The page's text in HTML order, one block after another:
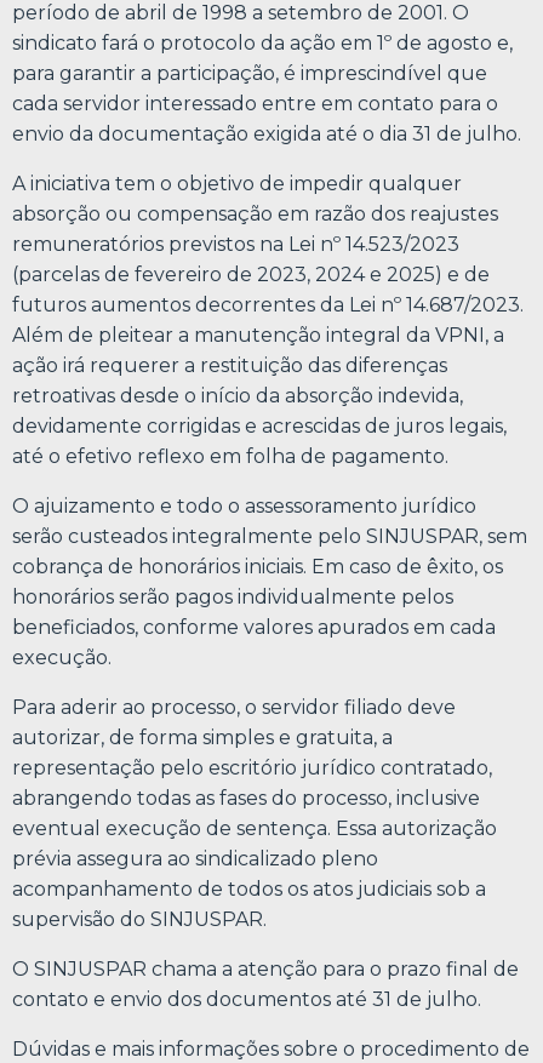
período de abril de 1998 a setembro de 2001. O
sindicato fará o protocolo da ação em 1º de agosto e,
para garantir a participação, é imprescindível que
cada servidor interessado entre em contato para o
envio da documentação exigida até o dia 31 de julho.
A iniciativa tem o objetivo de impedir qualquer
absorção ou compensação em razão dos reajustes
remuneratórios previstos na Lei nº 14.523/2023
(parcelas de fevereiro de 2023, 2024 e 2025) e de
futuros aumentos decorrentes da Lei nº 14.687/2023.
Além de pleitear a manutenção integral da VPNI, a
ação irá requerer a restituição das diferenças
retroativas desde o início da absorção indevida,
devidamente corrigidas e acrescidas de juros legais,
até o efetivo reflexo em folha de pagamento.
O ajuizamento e todo o assessoramento jurídico
serão custeados integralmente pelo SINJUSPAR, sem
cobrança de honorários iniciais. Em caso de êxito, os
honorários serão pagos individualmente pelos
beneficiados, conforme valores apurados em cada
execução.
Para aderir ao processo, o servidor filiado deve
autorizar, de forma simples e gratuita, a
representação pelo escritório jurídico contratado,
abrangendo todas as fases do processo, inclusive
eventual execução de sentença. Essa autorização
prévia assegura ao sindicalizado pleno
acompanhamento de todos os atos judiciais sob a
supervisão do SINJUSPAR.
O SINJUSPAR chama a atenção para o prazo final de
contato e envio dos documentos até 31 de julho.
Dúvidas e mais informações sobre o procedimento de